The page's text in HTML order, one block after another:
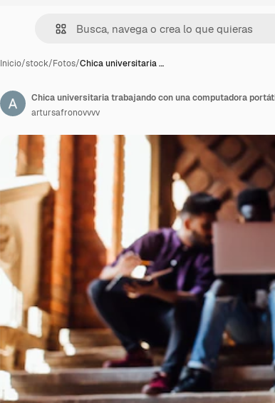
Inicio/stock/Fotos/Chica universitaria …
artursafronovvvv